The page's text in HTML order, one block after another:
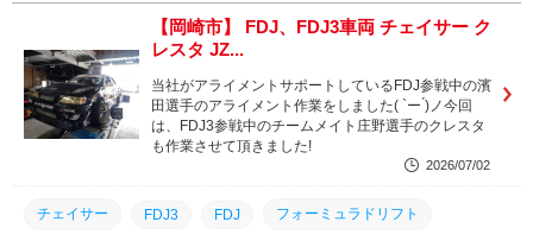
【岡崎市】 FDJ、FDJ3車両 チェイサー ク
レスタ JZ...
当社がアライメントサポートしているFDJ参戦中の濱
田選手のアライメント作業をしました( `ー ́)ノ今回
は、FDJ3参戦中のチームメイト庄野選手のクレスタ
も作業させて頂きました!
2026/07/02
チェイサー FDJ3 FDJ フォーミュラドリフト